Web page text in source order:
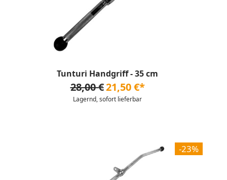
Tunturi Handgriff - 35 cm
28,00 €21,50 €*
Lagernd, sofort lieferbar
-23%